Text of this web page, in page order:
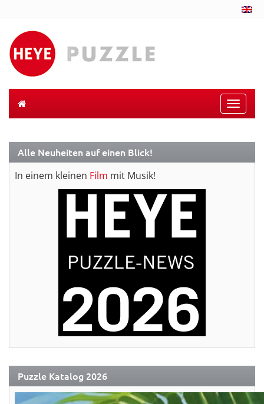
Toggle
Alle Neuheiten auf einen Blick!
In einem kleinen Film mit Musik!
Puzzle Katalog 2026